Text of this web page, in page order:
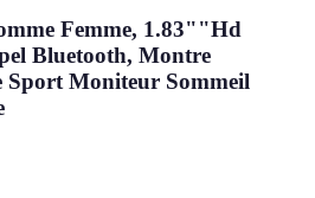
Femme, 1.83""Hd
Bluetooth, Montre
Sport Moniteur Sommeil